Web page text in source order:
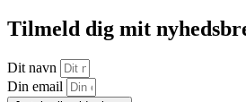
Tilmeld dig mit
Dit navn
Din email